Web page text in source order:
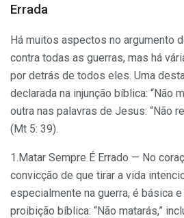
Errada
Há muitos aspectos no argumento
contra todas as guerras, mas há
por detrás de todos eles. Uma
declarada na injunção bíblica: “Não
outra nas palavras de Jesus: “Não
(Mt 5: 39).
1.Matar Sempre É Errado — No
convicção de que tirar a vida
especialmente na guerra, é básica
proibição bíblica: “Não matarás,”